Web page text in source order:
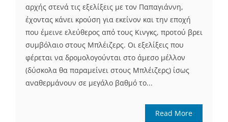
αρχής στενά τις εξελίξεις με τον Παπαγιάννη,
έχοντας κάνει κρούση για εκείνον και την εποχή
που έμεινε ελεύθερος από τους Κινγκς, προτού βρει
συμβόλαιο στους Μπλέιζερς. Οι εξελίξεις που
φέρεται να δρομολογούνται στο άμεσο μέλλον
(δύσκολα θα παραμείνει στους Μπλέιζερς) ίσως
αναθερμάνουν σε μεγάλο βαθμό το...
Read More